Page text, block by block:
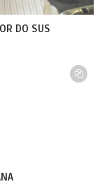
DO SUS